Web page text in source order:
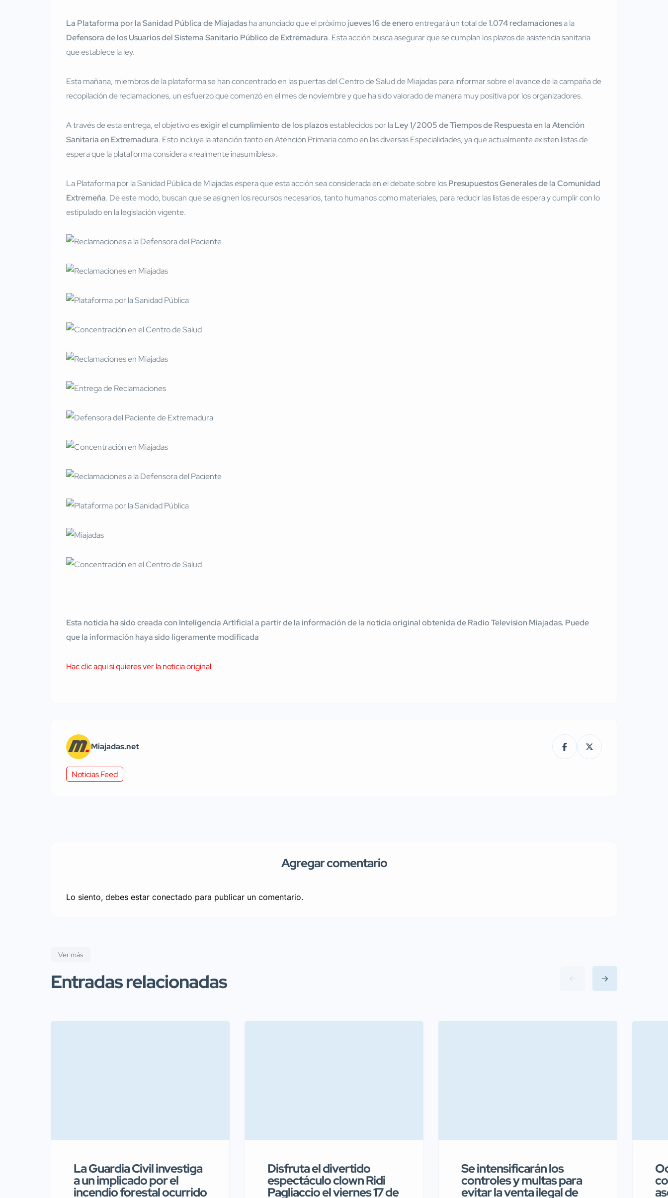
La Plataforma por la Sanidad Pública de Miajadasha anunciado que el próximojueves 16 de eneroentregará un total de1.074 reclamacionesa la
Defensora de los Usuarios del Sistema Sanitario Público de Extremadura. Esta acción busca asegurar que se cumplan los plazos de asistencia sanitaria
que establece la ley.
Esta mañana, miembros de la plataforma se han concentrado en las puertas del Centro de Salud de Miajadas para informar sobre el avance de la campaña de
recopilación de reclamaciones, un esfuerzo que comenzó en el mes de noviembre y que ha sido valorado de manera muy positiva por los organizadores.
A través de esta entrega, el objetivo esexigir el cumplimiento de los plazosestablecidos por laLey 1/2005 de Tiempos de Respuesta en la Atención
Sanitaria en Extremadura. Esto incluye la atención tanto en Atención Primaria como en las diversas Especialidades, ya que actualmente existen listas de
espera que la plataforma considera «realmente inasumibles».
La Plataforma por la Sanidad Pública de Miajadas espera que esta acción sea considerada en el debate sobre losPresupuestos Generales de la Comunidad
Extremeña. De este modo, buscan que se asignen los recursos necesarios, tanto humanos como materiales, para reducir las listas de espera y cumplir con lo
estipulado en la legislación vigente.
Esta noticia ha sido creada con Inteligencia Artificial a partir de la información de la noticia original obtenida de Radio Television Miajadas. Puede
que la información haya sido ligeramente modificada
Hac clic aqui si quieres ver la noticia original
Miajadas.net
Noticias Feed
Agregar comentario
Lo siento, debes estar conectado para publicar un comentario.
Ver más
Entradas relacionadas
La Guardia Civil investiga
a un implicado por el
incendio forestal ocurrido
Disfruta el divertido
espectáculo clown Ridi
Pagliaccio el viernes 17 de
Se intensificarán los
controles y multas para
evitar la venta ilegal de